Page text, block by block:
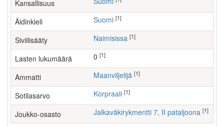
Kansallisuus
Äidinkieli Suomi [1]
Siviilisääty Naimisissa [1]
Lasten lukumäärä [1]
Ammatti maanviljelijä [1]
Sotilasarvo Korpraali [1]
Joukko-osasto Jalkaväkirykmentti 7, II pataljoona [1]